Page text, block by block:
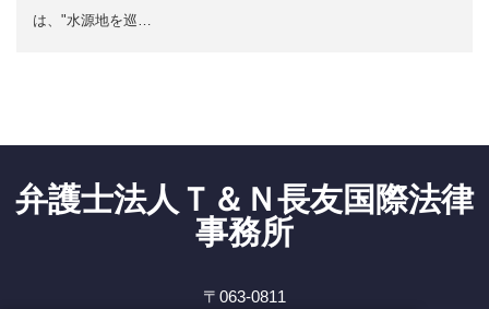
は、"水源地を巡…
弁護士法人Ｔ＆Ｎ長友国際法律
事務所
〒063-0811